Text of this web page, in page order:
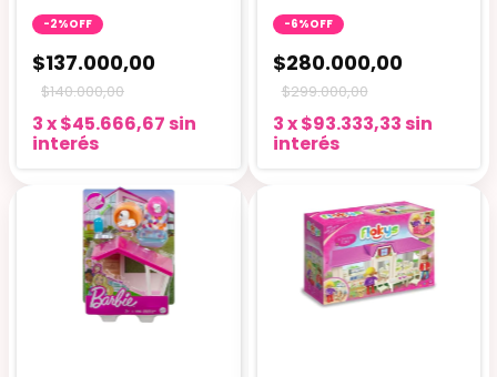
-2%OFF
$137.000,00
$140.000,00
3x$45.666,67 sin
interés
-6%OFF
$280.000,00
$299.000,00
3x$93.333,33 sin
interés